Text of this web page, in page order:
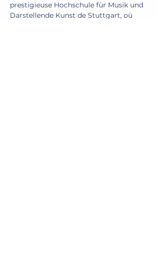
prestigieuse Hochschule für Musik und
Darstellende Kunst de Stuttgart, où